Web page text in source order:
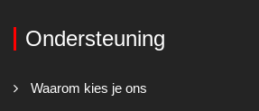
Ondersteuning
Waarom kies je ons